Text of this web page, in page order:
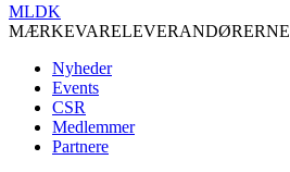
MLDK
MÆRKEVARELEVERANDØRERNE
Nyheder
Events
CSR
Medlemmer
Partnere